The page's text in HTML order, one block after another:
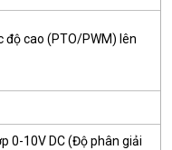
độ cao (PTO/PWM) lên
0-10V DC (Độ phân giải